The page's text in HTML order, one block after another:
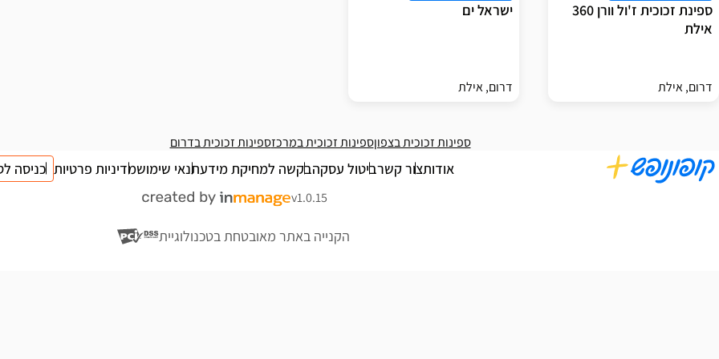
ספינת זכוכית ז'ול וורן 360
אילת
דרום, אילת
ישראל ים
דרום, אילת
ספינות זכוכית בצפוןספינות זכוכית במרכזספינות זכוכית בדרום
אודותצור קשרביטול עסקהבקשה למחיקת מידעתנאי שימושמדיניות פרטיות כניסה
v1.0.15
הקנייה באתר מאובטחת בטכנולוגיית